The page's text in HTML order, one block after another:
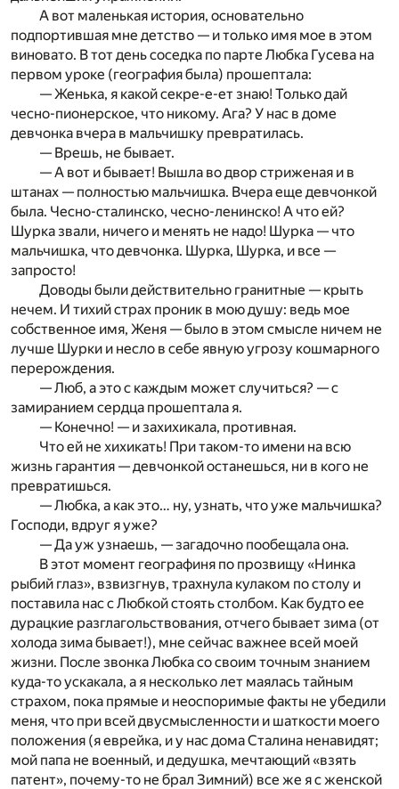
А вот маленькая история, основательно
подпортившая мне детство — и только имя мое в этом
виновато. В тот день соседка по парте Любка Гусева на
первом уроке (география была) прошептала:
— Женька, я какой секре-е-ет знаю! Только дай
чесно-пионерское, что никому. Ага? У нас в доме
девчонка вчера в мальчишку превратилась.
— Врешь, не бывает.
— А вот и бывает! Вышла во двор стриженая и в
штанах — полностью мальчишка. Вчера еще девчонкой
была. Чесно-сталинско, чесно-ленинско! А что ей?
Шурка звали, ничего и менять не надо! Шурка — что
мальчишка, что девчонка. Шурка, Шурка, и все —
запросто!
Доводы были действительно гранитные — крыть
нечем. И тихий страх проник в мою душу: ведь мое
собственное имя, Женя — было в этом смысле ничем не
лучше Шурки и несло в себе явную угрозу кошмарного
перерождения.
— Люб, а это с каждым может случиться? — с
замиранием сердца прошептала я.
— Конечно! — и захихикала, противная.
Что ей не хихикать! При таком-то имени на всю
жизнь гарантия — девчонкой останешься, ни в кого не
превратишься.
— Любка, а как это… ну, узнать, что уже мальчишка?
Господи, вдруг я уже?
— Да уж узнаешь, — загадочно пообещала она.
В этот момент географиня по прозвищу «Нинка
рыбий глаз», взвизгнув, трахнула кулаком по столу и
поставила нас с Любкой стоять столбом. Как будто ее
дурацкие разглагольствования, отчего бывает зима (от
холода зима бывает!), мне сейчас важнее всей моей
жизни. После звонка Любка со своим точным знанием
куда-то ускакала, а я несколько лет маялась тайным
страхом, пока прямые и неоспоримые факты не убедили
меня, что при всей двусмысленности и шаткости моего
положения (я еврейка, и у нас дома Сталина ненавидят;
мой папа не военный, и дедушка, мечтающий «взять
патент», почему-то не брал Зимний) все же я с женской